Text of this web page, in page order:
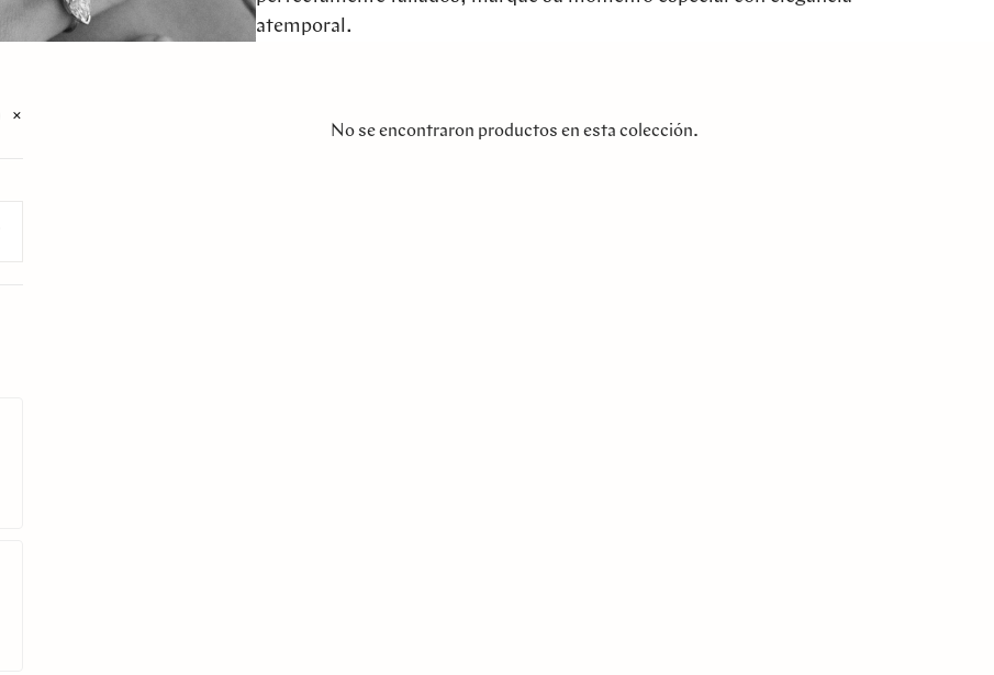
atemporal.
No se encontraron productos en esta colección.